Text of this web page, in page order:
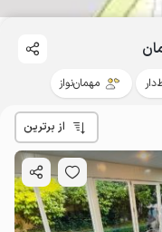
مهمان‌نواز
از برترین